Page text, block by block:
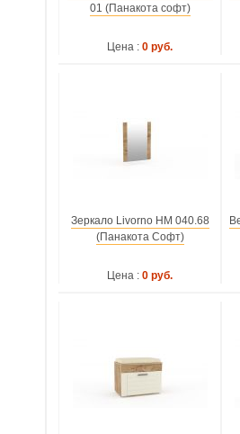
01 (Панакота софт)
Цена : 0 руб.
Зеркало Livorno НМ 040.68
(Панакота Софт)
Цена : 0 руб.